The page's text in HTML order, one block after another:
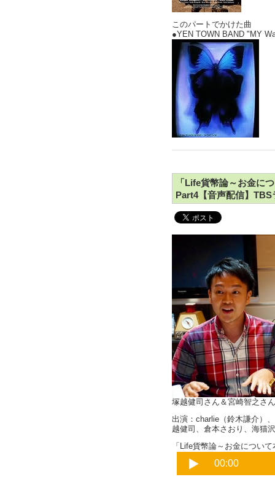
このパートでかけた曲
●YEN TOWN BAND "MY
「Life貨幣論～お金に
Part4【音声配信】
塚越健司さん＆宮崎智之さ
出演：charlie（鈴木謙介）
越健司、倉本さおり、海猫
「Life貨幣論～お金につい